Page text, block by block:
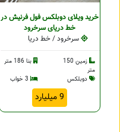
خرید ویلای دوبلکس فول فرنیش در
خط دریای سرخرود
سرخرود / خط دریا
زمین 150
متر
بنا 186 متر
دوبلکس
9 میلیارد